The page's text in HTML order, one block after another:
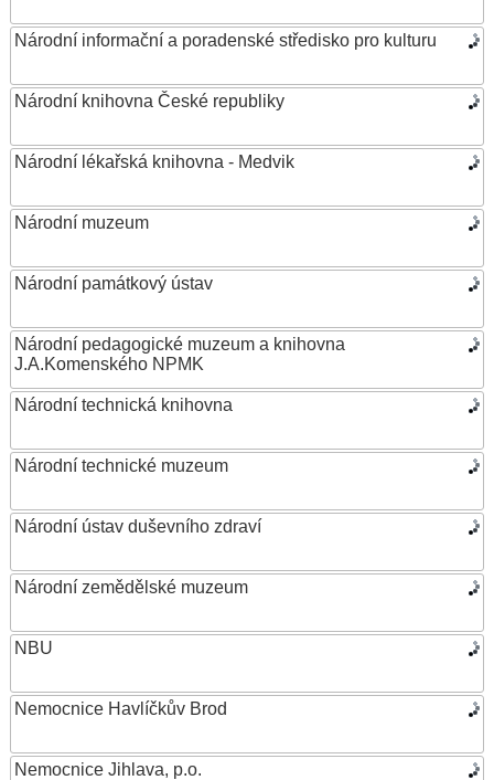
Národní informační a poradenské středisko pro kulturu
Národní knihovna České republiky
Národní lékařská knihovna - Medvik
Národní muzeum
Národní památkový ústav
Národní pedagogické muzeum a knihovna
J.A.Komenského NPMK
Národní technická knihovna
Národní technické muzeum
Národní ústav duševního zdraví
Národní zemědělské muzeum
NBU
Nemocnice Havlíčkův Brod
Nemocnice Jihlava, p.o.